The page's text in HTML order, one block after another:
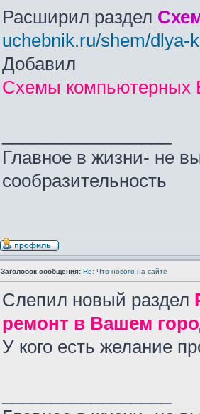
Расширил раздел
uchebnik.ru/shem/dlya-
Добавил
Схемы компьютерных
Главное в жизни- не
сообразительность
Заголовок сообщения: Re: Что нового на сайте
Слепил новый раздел
ремонт в Вашем
У кого есть желание